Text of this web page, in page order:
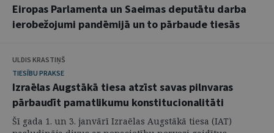
Eiropas Parlamenta un Saeimas deputātu darba
ierobežojumi pandēmijā un to pārbaude tiesās
ULDIS KRASTIŅŠ
TIESĪBU PRAKSE
Izraēlas Augstākā tiesa atzīst savas pilnvaras
pārbaudīt pamatlikumu konstitucionalitāti
Šī gada 1. un 3. janvārī Izraēlas Augstākā tiesa (IAT)